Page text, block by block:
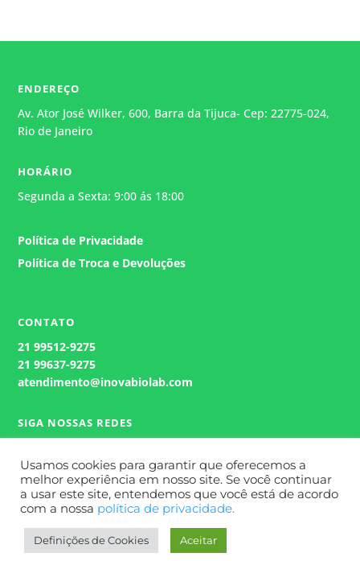
ENDEREÇO
Av. Ator José Wilker, 600, Barra da Tijuca- Cep: 22775-024,
Rio de Janeiro
HORÁRIO
Segunda a Sexta: 9:00 ás 18:00
Política de Privacidade
Política de Troca e Devoluções
CONTATO
21 99512-9275
21 99637-9275
atendimento@inovabiolab.com
SIGA NOSSAS REDES
Site Desenvolvido porWert Comunicação.
Usamos cookies para garantir que oferecemos a
melhor experiência em nosso site. Se você continuar
a usar este site, entendemos que você está de acordo
com a nossa política de privacidade.
Definições de Cookies Aceitar